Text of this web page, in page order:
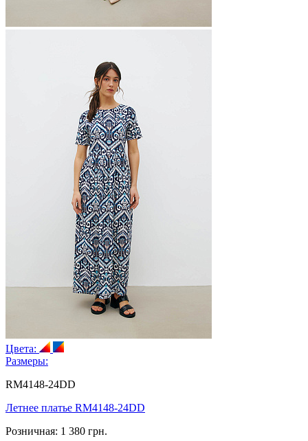
Цвета:
Размеры:
RM4148-24DD
Летнее платье RM4148-24DD
Розничная: 1 380 грн.